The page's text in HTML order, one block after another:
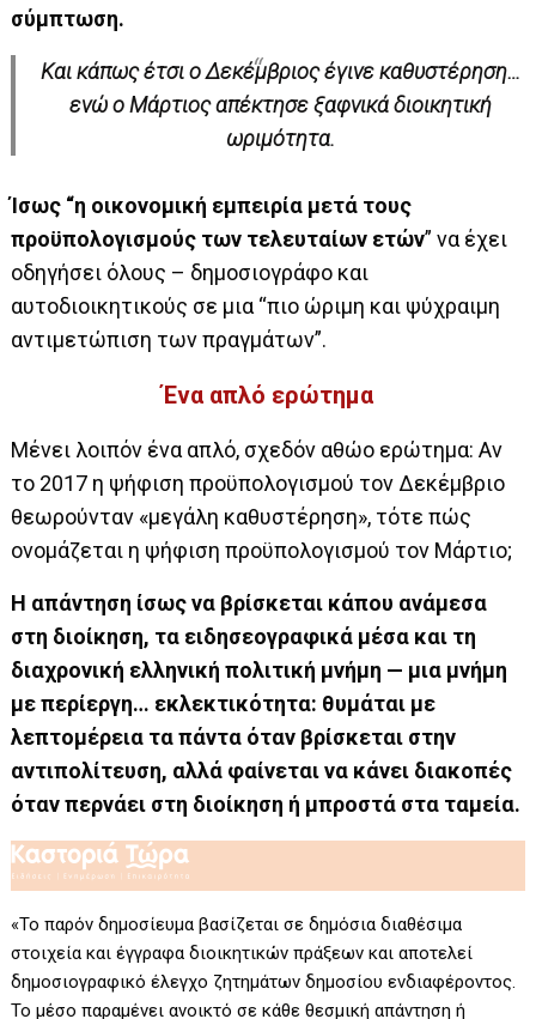
σύμπτωση.
Και κάπως έτσι ο Δεκέμβριος έγινε καθυστέρηση…
ενώ ο Μάρτιος απέκτησε ξαφνικά διοικητική
ωριμότητα.
Ίσως “η οικονομική εμπειρία μετά τους
προϋπολογισμούς των τελευταίων ετών” να έχει
οδηγήσει όλους – δημοσιογράφο και
αυτοδιοικητικούς σε μια “πιο ώριμη και ψύχραιμη
αντιμετώπιση των πραγμάτων”.
Ένα απλό ερώτημα
Μένει λοιπόν ένα απλό, σχεδόν αθώο ερώτημα: Αν
το 2017 η ψήφιση προϋπολογισμού τον Δεκέμβριο
θεωρούνταν «μεγάλη καθυστέρηση», τότε πώς
ονομάζεται η ψήφιση προϋπολογισμού τον Μάρτιο;
Η απάντηση ίσως να βρίσκεται κάπου ανάμεσα
στη διοίκηση, τα ειδησεογραφικά μέσα και τη
διαχρονική ελληνική πολιτική μνήμη — μια μνήμη
με περίεργη… εκλεκτικότητα: θυμάται με
λεπτομέρεια τα πάντα όταν βρίσκεται στην
αντιπολίτευση, αλλά φαίνεται να κάνει διακοπές
όταν περνάει στη διοίκηση ή μπροστά στα ταμεία.
«Το παρόν δημοσίευμα βασίζεται σε δημόσια διαθέσιμα
στοιχεία και έγγραφα διοικητικών πράξεων και αποτελεί
δημοσιογραφικό έλεγχο ζητημάτων δημοσίου ενδιαφέροντος.
Το μέσο παραμένει ανοικτό σε κάθε θεσμική απάντηση ή